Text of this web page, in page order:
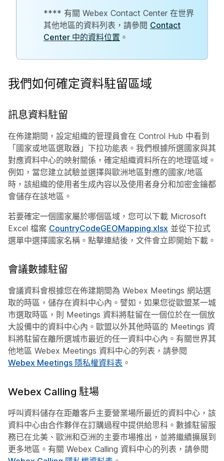
**** 有關 Webex Contact Center 在世界
其他地區的資料列表，請參閱 Contact
Center 中的資料位置 。
我們如何確定資料駐留區域
訊息資料駐留
在佈建期間，設定組織的管理員會在 Control Hub 中看到
「國家或地區選取器」下拉功能表。我們根據所選國家與其
對應資料中心的映射關係，確定組織資料所在的地理區域。
例如，當您建立試驗並選擇與歐洲地區對應的國家/地區
時，該組織的使用者生成內容以及使用者身分和加密金鑰都
會儲存在該地區。
若要確定一個國家屬於哪個區域，您可以下載 Microsoft
Excel 檔案 CountryCodeGEOMapping.xlsx 並從下拉式
選單中選擇國家名稱。點擊連結後，文件會立即開始下載。
會議數據駐留
會議資料會根據您在佈建期間為 Webex Meetings 網站選
取的時區，儲存在資料中心內。譬如，如果您從歐盟某一城
市選取時區，則 Meetings 資料將駐留在一個位於在一個放
大設備中的資料中心內。歐盟以外其他時區的 Meetings 資
料將駐留在離所選城市最近的任一資料中心內。有關世界其
他地區 Webex Meetings 資料中心的列表，請參閱
Webex Meetings 隱私權資料表 。
Webex Calling 駐場
呼叫資料儲存在距離客戶主要營業場所最近的資料中心，該
資料中心由合作夥伴在訂購過程中提供給思科。數據駐留服
務已在北美、歐洲和亞洲的主要市場推出，並將繼續擴展到
更多地區。有關 Webex Calling 資料中心的列表，請參閱